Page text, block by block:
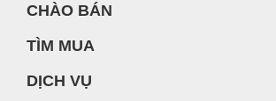
CHÀO BÁN
TÌM MUA
DỊCH VỤ